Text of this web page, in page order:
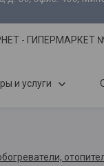
- ГИПЕРМАРКЕТ
и услуги